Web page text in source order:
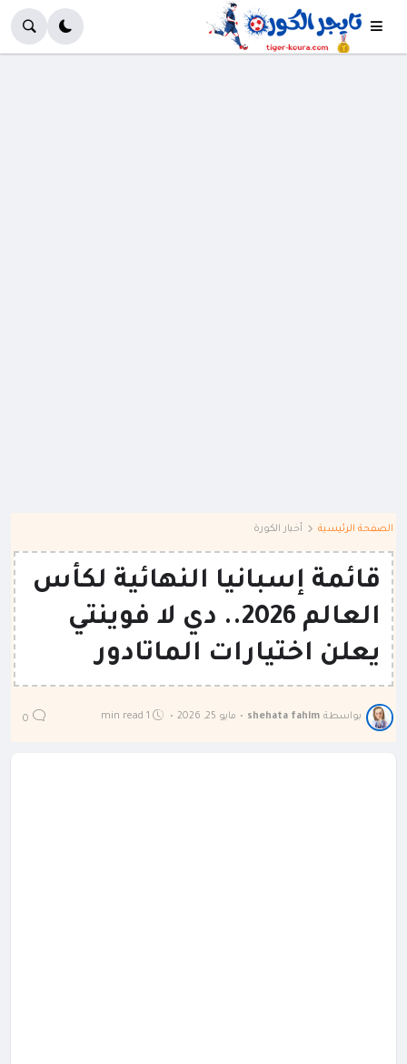
الصفحة الرئيسية أخبار الكورة
قائمة إسبانيا النهائية لكأس
العالم 2026.. دي لا فوينتي
يعلن اختيارات الماتادور
بواسطة shehata fahim
• مايو 25, 2026 •
1 min read
0